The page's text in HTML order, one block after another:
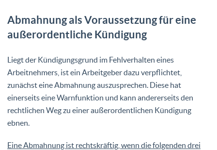
Abmahnung als Voraussetzung für eine
außerordentliche Kündigung
Liegt der Kündigungsgrund im Fehlverhalten eines
Arbeitnehmers, ist ein Arbeitgeber dazu verpflichtet,
zunächst eine Abmahnung auszusprechen. Diese hat
einerseits eine Warnfunktion und kann andererseits den
rechtlichen Weg zu einer außerordentlichen Kündigung
ebnen.
Eine Abmahnung ist rechtskräftig, wenn die folgenden drei